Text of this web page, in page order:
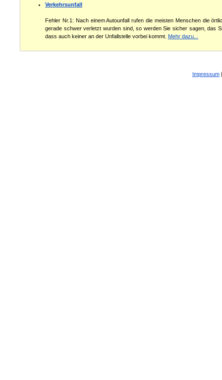
Verkehrsunfall
Fehler Nr.1: Nach einem Autounfall rufen die meisten Menschen die
gerade schwer verletzt wurden sind, so werden Sie sicher sagen, das
dass auch keiner an der Unfallstelle vorbei kommt. Mehr dazu...
Impressum